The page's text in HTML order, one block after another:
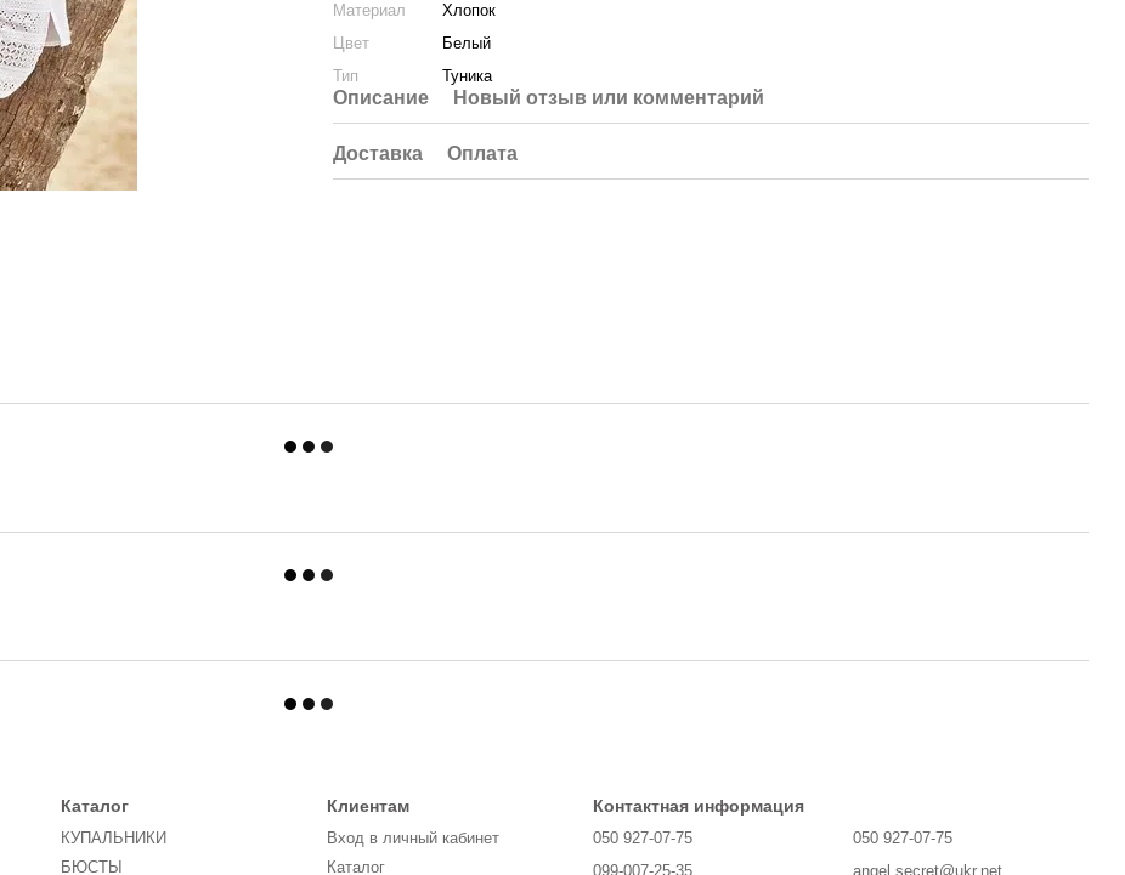
Материал
Хлопок
Цвет
Белый
Тип
Туника
Описание Новый отзыв или комментарий
Доставка Оплата
Каталог
КУПАЛЬНИКИ
БЮСТЫ
Клиентам
Вход в личный кабинет
Каталог
Контактная информация
050 927-07-75
099-007-25-35
050 927-07-75
angel.secret@ukr.net